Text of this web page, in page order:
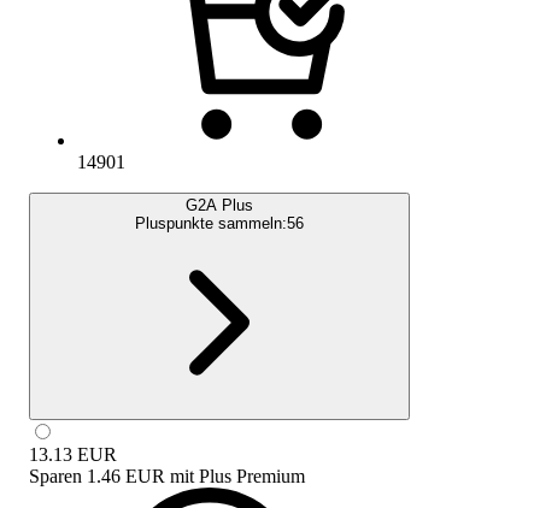
14901
G2A Plus
Pluspunkte sammeln:56
13.13 EUR
Sparen 1.46 EUR mit Plus Premium